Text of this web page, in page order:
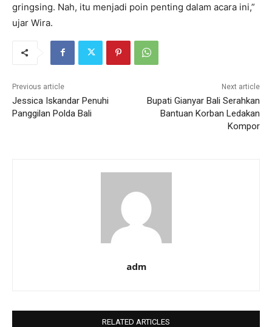
gringsing. Nah, itu menjadi poin penting dalam acara ini,”
ujar Wira.
Previous article
Jessica Iskandar Penuhi
Panggilan Polda Bali
Next article
Bupati Gianyar Bali Serahkan
Bantuan Korban Ledakan
Kompor
adm
RELATED ARTICLES